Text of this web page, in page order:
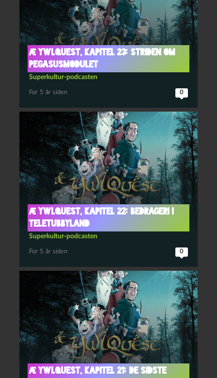
Æ YwlQuest, kapitel 23: Striden om
Pegasusmodulet
Superkultur-podcasten
For 5 år siden 0
Æ YwlQuest, kapitel 22: Bedrageri i
Teletubbyland
Superkultur-podcasten
For 5 år siden 0
Æ YwlQuest, kapitel 21: De sidste